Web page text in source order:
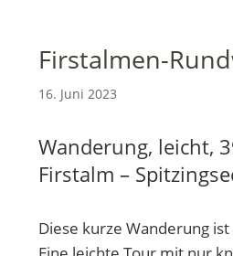
Firstalmen-
16. Juni 2023
Wanderung, leicht,
Firstalm –
Diese kurze Wanderung